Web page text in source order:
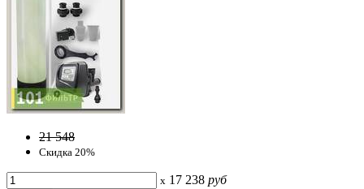
21 548
Скидка 20%
x 17 238 руб